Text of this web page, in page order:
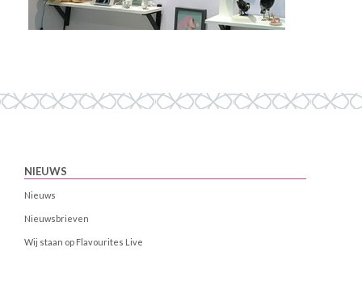
NIEUWS
Nieuws
Nieuwsbrieven
Wij staan op Flavourites Live